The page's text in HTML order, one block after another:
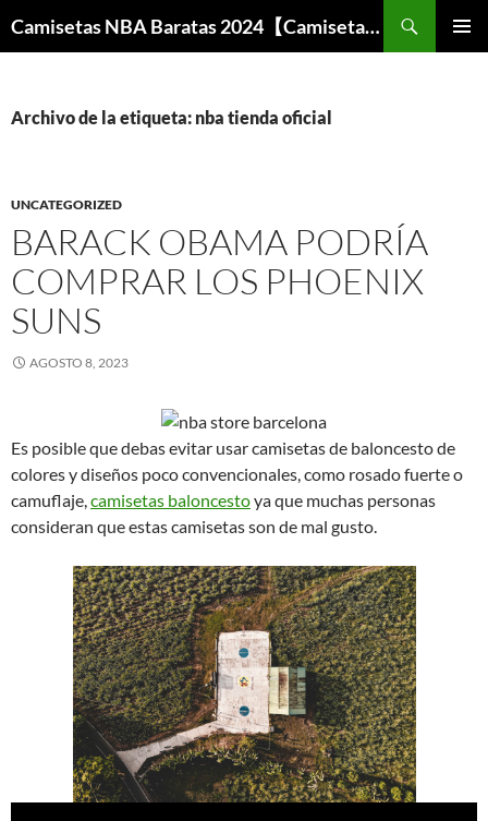
Camisetas NBA Baratas 2024【Camisetas Especiales Baloncesto】
Archivo de la etiqueta: nba tienda oficial
UNCATEGORIZED
BARACK OBAMA PODRÍA
COMPRAR LOS PHOENIX
SUNS
AGOSTO 8, 2023
Es posible que debas evitar usar camisetas de baloncesto de
colores y diseños poco convencionales, como rosado fuerte o
camuflaje,camisetas baloncestoya que muchas personas
consideran que estas camisetas son de mal gusto.